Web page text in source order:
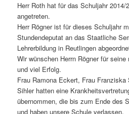
Herr Roth hat für das Schuljahr 2014/
angetreten.
Herr Rögner ist für dieses Schuljahr
Stundendeputat an das Staatliche
Lehrerbildung in Reutlingen
Wir wünschen Herrn Rögner für
und viel Erfolg.
Frau Ramona Eckert, Frau
Sihler hatten eine
übernommen, die bis zum Ende des
und haben unsere Schule verlassen.